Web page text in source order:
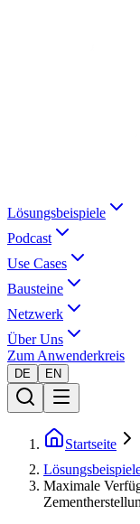
Lösungsbeispiele
Podcast
Use Cases
Bausteine
Netzwerk
Über Uns
Zum Anwenderkreis
DE EN
Startseite
Maximale